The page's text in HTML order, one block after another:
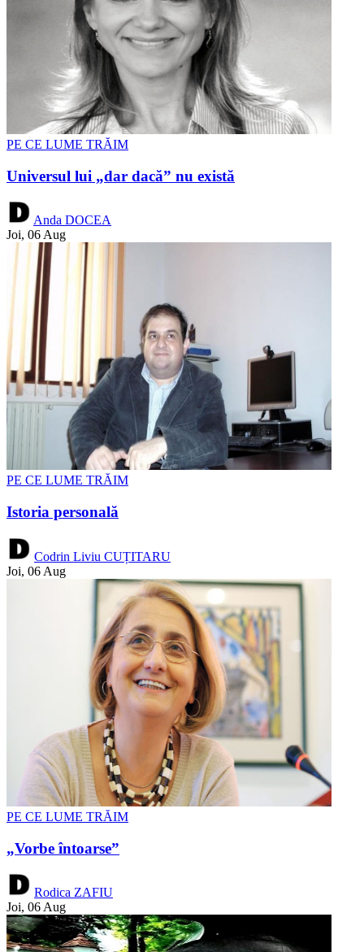
PE CE LUME TRĂIM
Universul lui „dar dacă” nu există
Anda DOCEA
Joi, 06 Aug
PE CE LUME TRĂIM
Istoria personală
Codrin Liviu CUȚITARU
Joi, 06 Aug
PE CE LUME TRĂIM
„Vorbe întoarse”
Rodica ZAFIU
Joi, 06 Aug